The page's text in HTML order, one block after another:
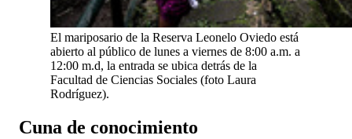
El mariposario de la Reserva Leonelo Oviedo está
abierto al público de lunes a viernes de 8:00 a.m. a
12:00 m.d, la entrada se ubica detrás de la
Facultad de Ciencias Sociales (foto Laura
Rodríguez).
Cuna de conocimiento